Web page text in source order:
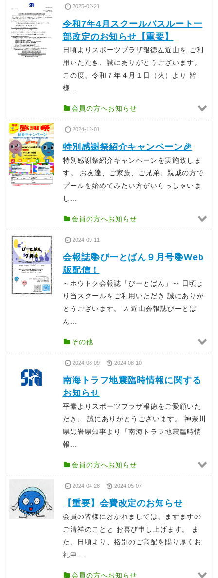
2025-02-21
令和7年4月スクールバスルート一
部改定のお知らせ【重要】
日頃よりスポーツプラザ報徳左近山を ご利
用いただき、誠にありがとうございます。
この度、令和７年４月１日（火）より 皆
様...
会員の方へお知らせ
2024-12-01
特別感謝祭紹介キャンペーン🎉
特別感謝祭紹介キャンペーンを実施致しま
す。 お友達、ご家族、ご兄弟、親戚の方で
プールを始めてみたい方がいらっしゃいま
し...
会員の方へお知らせ
2024-09-11
会報誌📚びーとばん９月号📚Web
版配信！
～ホウトク会報誌「びーとばん」～ 日頃よ
り当スクールをご利用いただき 誠にありが
とうございます。 左近山会報誌びーとば
ん...
その他
2024-08-09 2024-08-10
南海トラフ地震臨時情報に関する
お知らせ
平素よりスポーツプラザ報徳をご愛顧いた
だき、 誠にありがとうございます。 神奈川
県黒岩県知事より「南海トラフ地震臨時情
報...
会員の方へお知らせ
2024-04-28 2024-05-07
【重要】会費改定のお知らせ
会員の皆様におかれましては、ますますの
ご清祥のことと お喜び申し上げます。 ま
た、日頃より、格別のご高配を賜り厚くお
礼申...
会員の方へお知らせ